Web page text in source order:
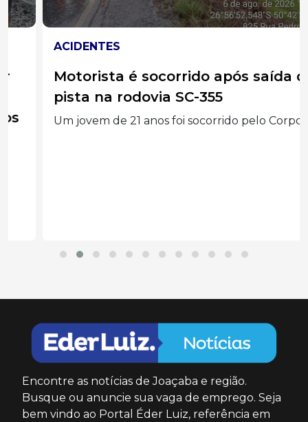
ACIDENTES
Motorista é socorrido após saída de
pista na rodovia SC-355
Um jovem de 21 anos foi socorrido pelo Corpo...
Encontre as notícias de Joaçaba e região.
Busque ou anuncie sua vaga de emprego. Seja
bem vindo ao Portal Éder Luiz, referência em